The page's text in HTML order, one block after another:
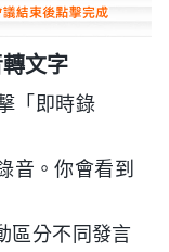
文字
「即時錄
音。你會看到
區分不同發言